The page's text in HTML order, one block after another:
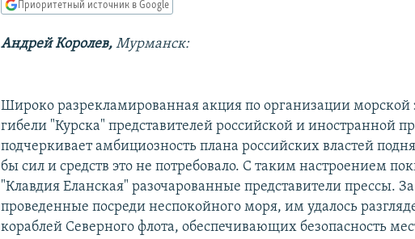
Приоритетный источник в Google
Андрей Королев, Мурманск:
Широко разрекламированная акция по организации морской
гибели "Курска" представителей российской и иностранной
подчеркивает амбициозность плана российских властей
бы сил и средств это не потребовало. С таким настроением
"Клавдия Еланская" разочарованные представители прессы.
проведенные посреди неспокойного моря, им удалось
кораблей Северного флота, обеспечивающих безопасность